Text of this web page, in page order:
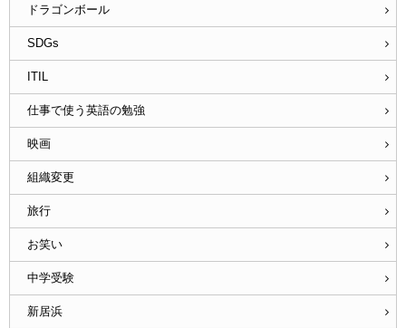
ドラゴンボール
SDGs
ITIL
仕事で使う英語の勉強
映画
組織変更
旅行
お笑い
中学受験
新居浜